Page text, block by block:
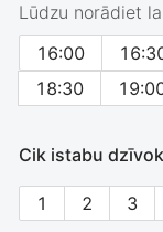
Lūdzu norādiet
16:00
18:30
Cik istabu
1 2 3